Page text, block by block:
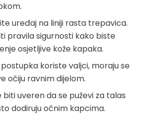
uređaj na liniji rasta trepavica.
pravila sigurnosti kako biste
osjetljive kože kapaka.
koriste valjci, moraju se
očiju ravnim dijelom.
biti uveren da se puževi za talas
dodiruju očnim kapcima.